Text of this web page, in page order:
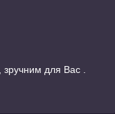
для Вас .